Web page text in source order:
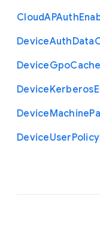
CloudAPAuth
DeviceAuthData
DeviceGpoCache
DeviceKerberos
DeviceMachine
DeviceUserPolicy